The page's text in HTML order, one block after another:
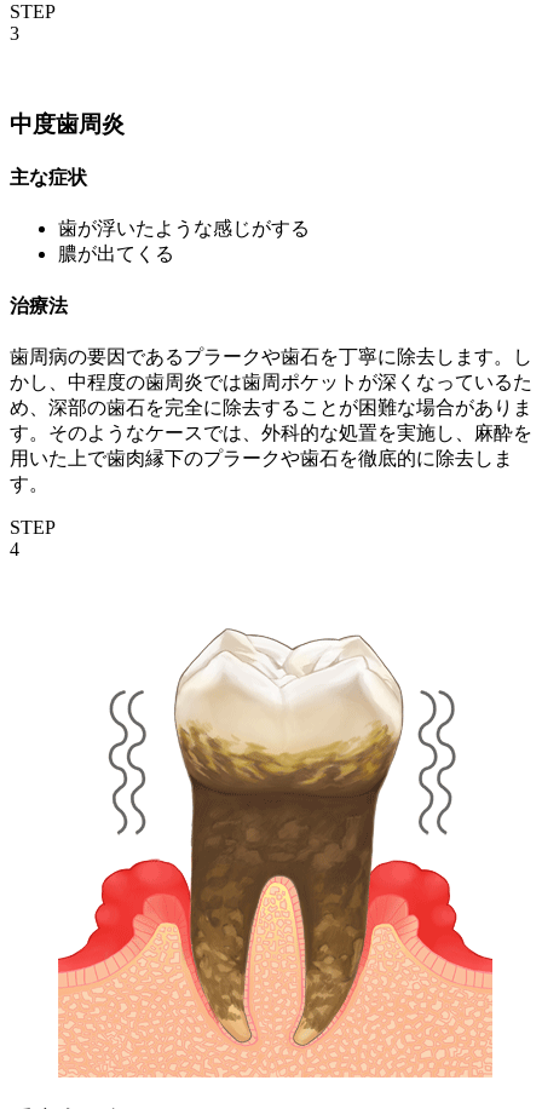
STEP
3
中度歯周炎
主な症状
歯が浮いたような感じがする
膿が出てくる
治療法
歯周病の要因であるプラークや歯石を丁寧に除去します。し
かし、中程度の歯周炎では歯周ポケットが深くなっているた
め、深部の歯石を完全に除去することが困難な場合がありま
す。そのようなケースでは、外科的な処置を実施し、麻酔を
用いた上で歯肉縁下のプラークや歯石を徹底的に除去しま
す。
STEP
4